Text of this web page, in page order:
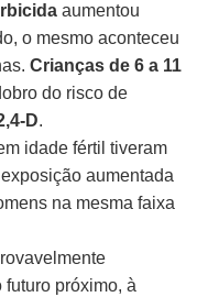
aumentou
o mesmo aconteceu
Crianças de 6 a 11
do risco de
D.
idade fértil tiveram
aumentada
na mesma faixa
próximo, à